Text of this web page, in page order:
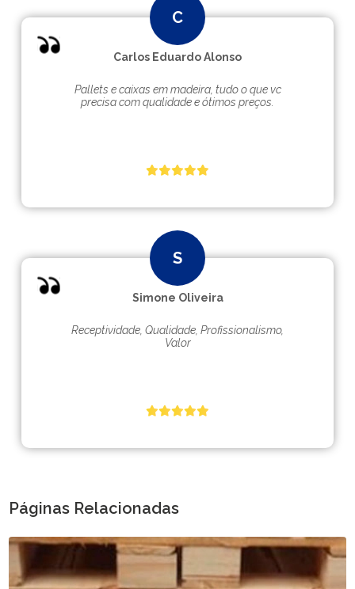
Carlos Eduardo Alonso
Pallets e caixas em madeira, tudo o que vc
precisa com qualidade e ótimos preços.
Simone Oliveira
Receptividade, Qualidade, Profissionalismo,
Valor
Páginas Relacionadas